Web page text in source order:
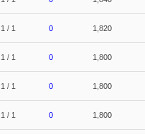
1 / 1 0 1,820
1 / 1 0 1,800
1 / 1 0 1,800
1 / 1 0 1,800